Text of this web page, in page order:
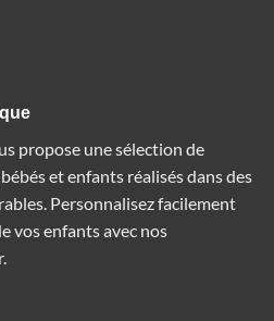
propose une sélection de
et enfants réalisés dans des
Personnalisez facilement
vos enfants avec nos